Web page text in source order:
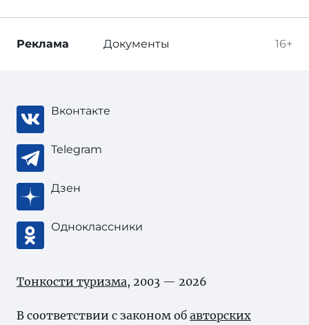
16+
Реклама Документы
Вконтакте
Telegram
Дзен
Одноклассники
Тонкости туризма, 2003 — 2026
В соответствии с законом об авторских